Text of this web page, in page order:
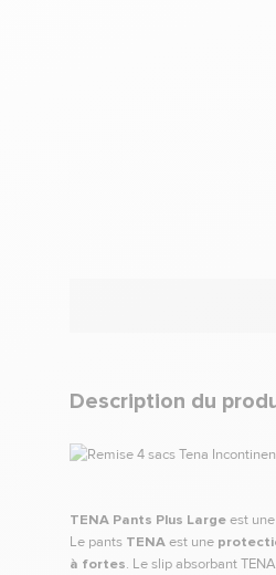
Description du
TENA Pants Plus Largeest
Le pants TENAest une
à fortes. Le slip absorbant